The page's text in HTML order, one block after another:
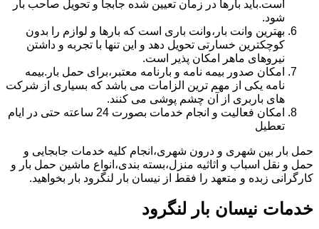
است.باید بارها در زمان تعیین شده جابجا و تحویل صاحب بار
شود.
بهترین وانت بار،وانت باری است که بارها و لوازم را بدون
کوچکترین خسارتی تحویل دهد و این تنها با تجربه و داشتن
نیروهای ماهر امکان پذیر است.
امکان صدور بیمه نامه و بارنامه معتبر،برای حمل بار.بیمه
نامه یکی از مهم ترین الزامات می باشد که بسیاری از شرکت
های باربری از آن چشم پوشی می کنند.
امکان فعالیت و انجام خدمات بصورت 24 ساعته حتی در ایام
تعطیل
حمل بار بین شهری و درون شهری،انجام کلیه خدمات جابجایی و
حمل و نقل اسباب و اثاثیه منزل،بسته بندی،انواع ماشین حمل بار و
کارگرانی زبده و متعهد را فقط از نیسان بار لنگرود بار بخواهید.
خدمات نیسان بار لنگرود